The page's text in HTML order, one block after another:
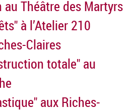
au Théâtre des Martyrs
à l’Atelier 210
Claires
totale" au
aux Riches-